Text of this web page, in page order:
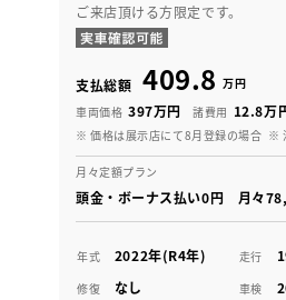
ご来店頂ける方限定です。
支払総額 409.8 万円
車両価格 397万円 諸費用 12.8万
※ 価格は展示店にて8月登録の場合 ※
月々定額プラン
頭金・ボーナス払い0円 月々
年式 2022年(R4年) 走行
修復 なし 車検